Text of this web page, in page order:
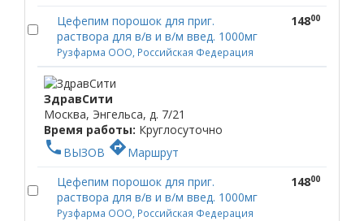
Цефепим порошок для приг.
раствора для в/в и в/м введ. 1000мг
Рузфарма ООО, Российская Федерация
14800
ЗдравСити
Москва, Энгельса, д. 7/21
Время работы: Круглосуточно
phone ВЫЗОВ directionsМаршрут
Цефепим порошок для приг.
раствора для в/в и в/м введ. 1000мг
Рузфарма ООО, Российская Федерация
14800